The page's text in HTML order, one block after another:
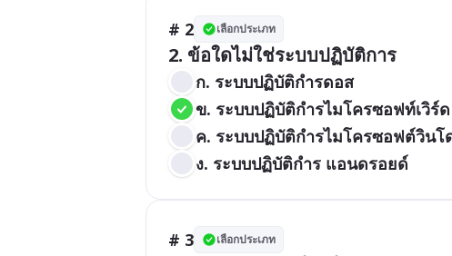
# 2 เลือกประเภท
2. ข้อใดไม่ใช่ระบบปฏิบัติการ
ก. ระบบปฏิบัติกำรดอส
ข. ระบบปฏิบัติกำรไมโครซอฟท์เวิร์ด
ค. ระบบปฏิบัติกำรไมโครซอฟต์วินโ
ง. ระบบปฏิบัติกำร แอนดรอยด์
# 3 เลือกประเภท